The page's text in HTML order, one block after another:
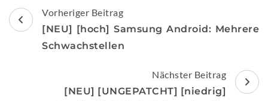
Beitragsnavigation
Vorheriger Beitrag
[NEU] [hoch] Samsung Android: Mehrere
Schwachstellen
Nächster Beitrag
[NEU] [UNGEPATCHT] [niedrig]